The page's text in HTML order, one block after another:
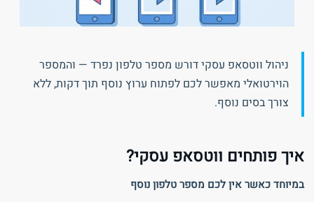
ניהול ווטסאפ עסקי דורש מספר טלפון נפרד — והמספר
הוירטואלי מאפשר לכם לפתוח ערוץ נוסף תוך דקות, ללא
צורך בסים נוסף.
איך פותחים ווטסאפ עסקי?
במיוחד כאשר אין לכם מספר טלפון נוסף